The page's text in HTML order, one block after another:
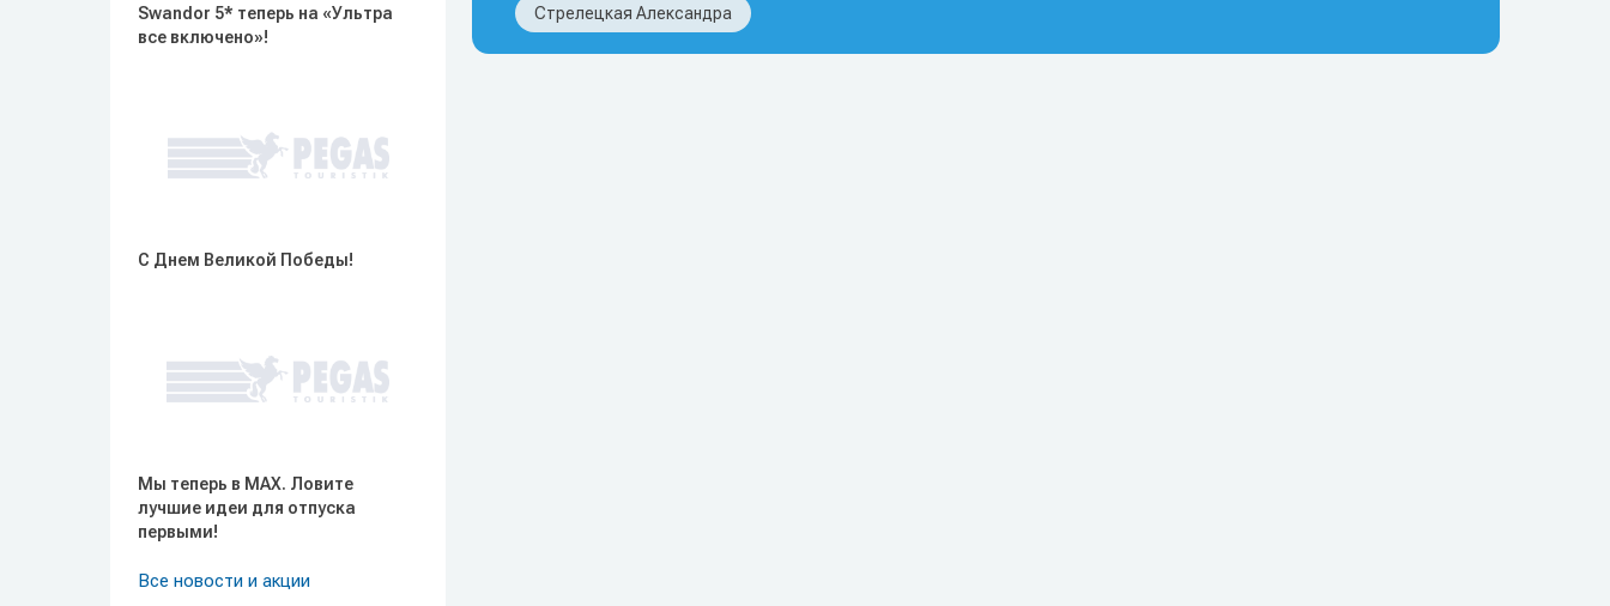
Swandor 5* теперь на «Ультра
все включено»!
С Днем Великой Победы!
Мы теперь в MAX. Ловите
лучшие идеи для отпуска
первыми!
Все новости и акции
Стрелецкая Александра